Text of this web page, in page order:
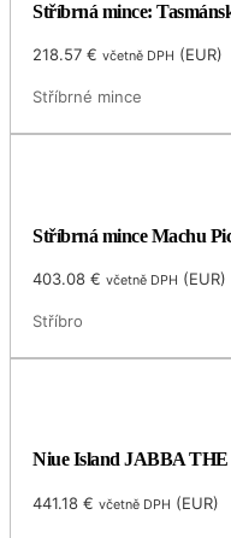
Stříbrná mince:
218.57€ včetně DPH (EUR)
Stříbrné mince
Stříbrná mince Machu
403.08€ včetně DPH (EUR)
Stříbro
Niue Island JABBA
441.18€ včetně DPH (EUR)